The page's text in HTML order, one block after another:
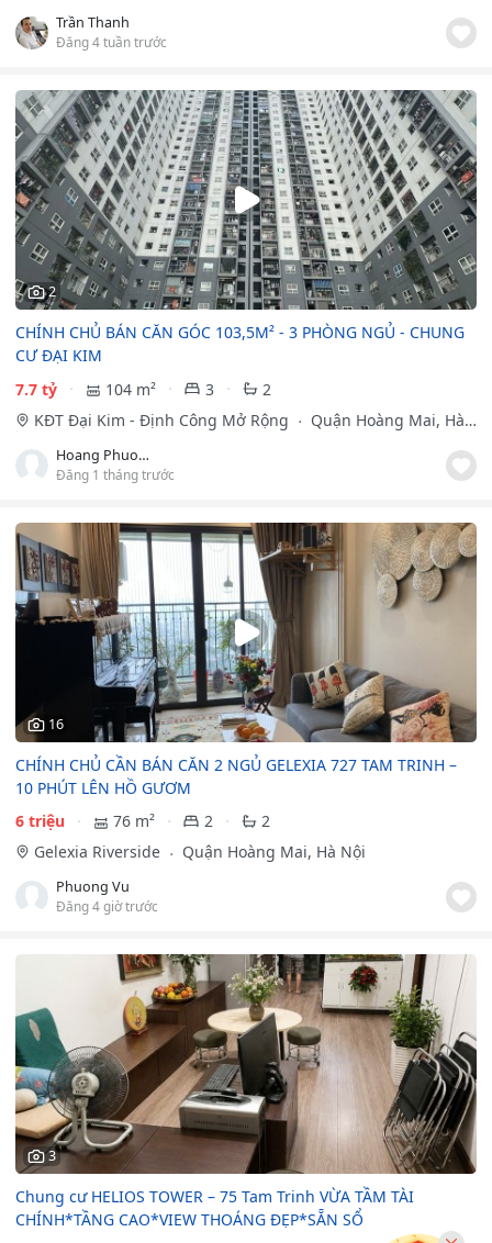
Trần Thanh
Đăng 4 tuần trước
2
CHÍNH CHỦ BÁN CĂN GÓC 103,5M² - 3 PHÒNG NGỦ - CHUNG
CƯ ĐẠI KIM
7.7 tỷ
104 m² 3
2
KĐT Đại Kim - Định Công Mở Rộng
Quận Hoàng Mai, Hà
Hoang Phuong
Đăng 1 tháng trước
16
CHÍNH CHỦ CẦN BÁN CĂN 2 NGỦ GELEXIA 727 TAM TRINH –
10 PHÚT LÊN HỒ GƯƠM
6 triệu
76 m² 2
2
Gelexia Riverside
Quận Hoàng Mai, Hà Nội
Phuong Vu
Đăng 4 giờ trước
3
Chung cư HELIOS TOWER – 75 Tam Trinh VỪA TẦM TÀI
CHÍNH*TẦNG CAO*VIEW THOÁNG ĐẸP*SẴN SỔ